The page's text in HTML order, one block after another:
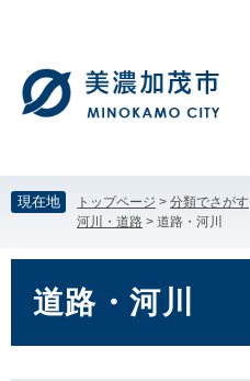
す。
し
て
本
へ
現在地 トップページ > 分類でさがす
河川・道路 > 道路・河川
道路・河川